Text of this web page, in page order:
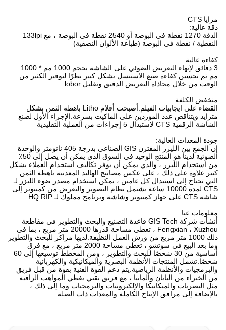
مزايا CTS
دقة عالية:
الدقة 1270 نقطة في البوصة أو 2540 نقطة في البوصة ، مع 133lpi
النقطية / نقطة في البوصة (طباعة الألوان النصفية)
كفاءة عالية:
3 دقائق لإنهاء التعريض الضوئي على الشاشة بحجم 1000 مم * 1000
مم.تم تحسين كفاءة صنع الاستنسل بشكل كبير نظرًا لتوفير الكثير من
الوقت من خلال محاذاة التعريض الدقيق وتقليل lobor.
منخفض الكلفة:
القضاء على ايجابيات الفيلم.أصبحت أفلام Litho باهظة الثمن بشكل
متزايد ويتناقص عدد الموردين على الماكيت بسرعة.الإجراء الأول لصنع
الشاشة الرقمية CTS لاستبدال 5 إجراءات من العملية التقليدية
جودة المعدات العالية:
إن الجمع بين الليزر المقترن GIS الصناعي بدرجة 405 نانومتر والوحدة
الضوئية لدينا هو المنتج الوحيد في السوق الذي يمكن أن يصل إلى 50٪
من استخدام الليزر ، والذي يمكن أن يوفر تكاليف استخدام العملاء بشكل
كبير.علاوة على ذلك ، على عكس مصابيح الهاليد المعدنية باهظة الثمن
التي تحتاج إلى استبدال كل عامين ، يمكن استخدام مصدر ضوء الليزر لـ
CTS لمدة 10000 ساعة.يشتمل نظام التصوير والتعرض من كمبيوتر إلى
شاشة CTS على جهاز كمبيوتر وشاشة وبرنامج مملوك لـ HQ RIP.
معلومات عنا
أنشأت شركة GIS Tech قاعدة التصنيع والبحث والتطوير في مقاطعة
Fengxian ، Xuzhou ، تغطي مساحة قدرها 20000 متر مربع ، بما في
ذلك 1000 متر مربع من ورش العمل النظيفة.لديها مراكز للبحث والتطوير
وما بعد البيع في سوتشو ، تغطي مساحة 2000 متر مربع ، مع فرق
أساسية من 30 شخصًا للبحث والتطوير ، ومن المخطط توسيعها إلى 60
شخصًا.تشمل المنتجات الأنظمة البصرية والميكانيكية والكهربائية
والبرمجيات والأنظمة الرياضية.يتم دعم القوة الفنية بقوة من قبل فريق
من الخبراء من اليابان وألمانيا ، مع فريق تقني يغطي المواهب الراقية
مثل البصريات والميكانيكا والإلكترونيات والبرمجيات وما إلى ذلك ،
بالإضافة إلى مرافق الإنتاج الكاملة والمعدات ذات الصلة.